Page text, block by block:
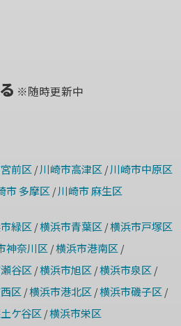
※随時更新中
前区 / 川崎市高津区 / 川崎市中原区
市 多摩区 / 川崎市 麻生区
緑区 /横浜市青葉区 /横浜市戸塚区
神奈川区 /横浜市港南区 /
谷区 /横浜市旭区 /横浜市泉区 /
区 /横浜市港北区 /横浜市磯子区 /
ケ谷区 /横浜市栄区